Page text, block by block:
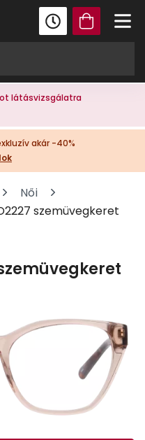
látásvizsgálatra
akár -40%
Női
szemüvegkeret